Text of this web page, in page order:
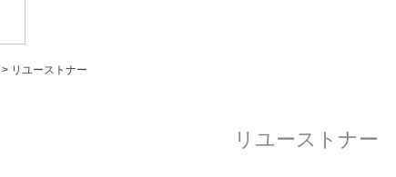
リユーストナー
リユーストナー